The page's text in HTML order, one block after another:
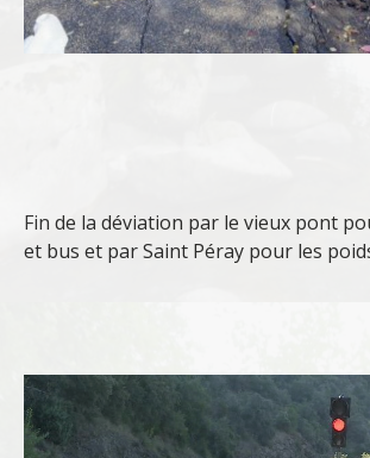
Fin de la déviation par le vieux pont
et bus et par Saint Péray pour les